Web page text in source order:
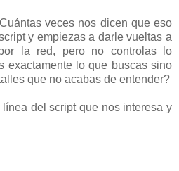
veces nos dicen que eso
y empiezas a darle vueltas a
la red, pero no controlas lo
exactamente lo que buscas sino
que no acabas de entender?
del script que nos interesa y